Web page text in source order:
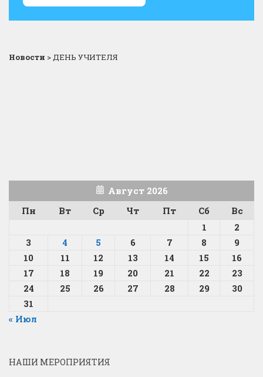
Новости > ДЕНЬ УЧИТЕЛЯ
Август 2026
Пн
Вт Ср Чт Пт Сб
Вс
1
2
3
4 5 6 7 8
9
10
11 12 13 14 15
16
17
18 19 20 21 22
23
24
25 26 27 28 29
30
31
« Июл
НАШИ МЕРОПРИЯТИЯ